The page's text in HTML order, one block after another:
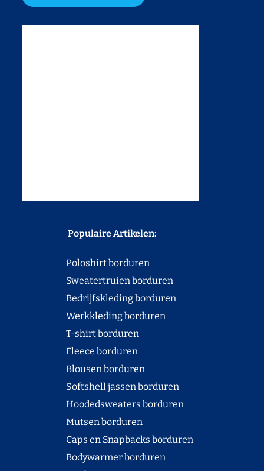
Populaire Artikelen:
Poloshirt borduren
Sweatertruien borduren
Bedrijfskleding borduren
Werkkleding borduren
T-shirt borduren
Fleece borduren
Blousen borduren
Softshell jassen borduren
Hoodedsweaters borduren
Mutsen borduren
Caps en Snapbacks borduren
Bodywarmer borduren